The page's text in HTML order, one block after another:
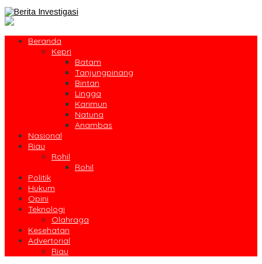
Beranda
Kepri
Batam
Tanjungpinang
Bintan
Lingga
Karimun
Natuna
Anambas
Nasional
Riau
Rohil
Rohil
Politik
Hukum
Opini
Teknologi
Olahraga
Kesehatan
Advertorial
Riau